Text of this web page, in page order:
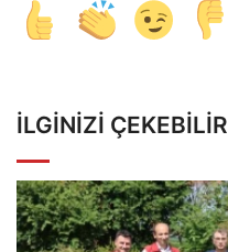
İLGINIZI ÇEKEBILIR